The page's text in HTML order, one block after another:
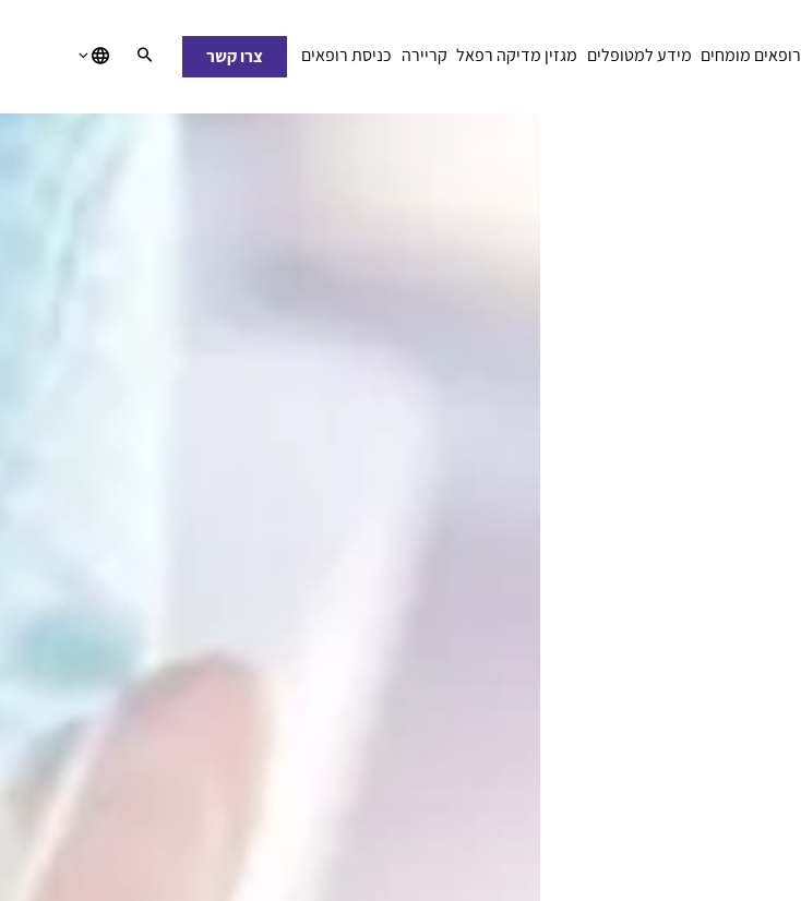
רופאים מומחים מידע למטופלים מגזין מדיקה רפאל קריירה כניסת רופאים צרו קשר